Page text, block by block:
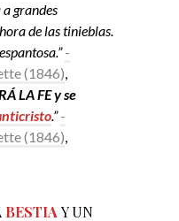
grandes
de las tinieblas.
-
(1846),
LA FE y se
.” -
(1846),
BESTIA Y UN